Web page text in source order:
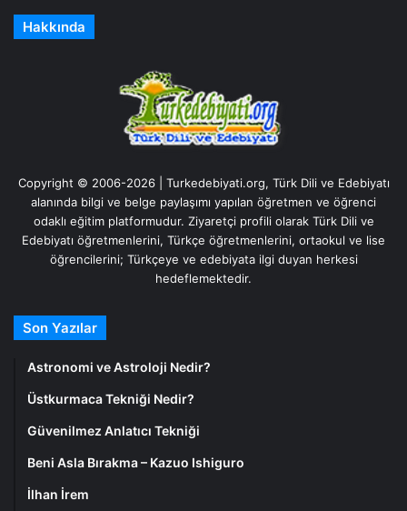
Hakkında
Copyright © 2006-2026 | Turkedebiyati.org, Türk Dili ve Edebiyatı
alanında bilgi ve belge paylaşımı yapılan öğretmen ve öğrenci
odaklı eğitim platformudur. Ziyaretçi profili olarak Türk Dili ve
Edebiyatı öğretmenlerini, Türkçe öğretmenlerini, ortaokul ve lise
öğrencilerini; Türkçeye ve edebiyata ilgi duyan herkesi
hedeflemektedir.
Son Yazılar
Astronomi ve Astroloji Nedir?
Üstkurmaca Tekniği Nedir?
Güvenilmez Anlatıcı Tekniği
Beni Asla Bırakma – Kazuo Ishiguro
İlhan İrem